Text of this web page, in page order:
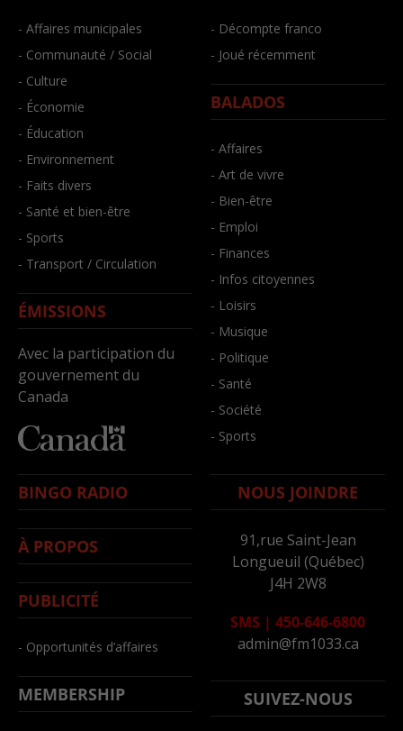
- Affaires municipales
- Communauté / Social
- Culture
- Économie
- Éducation
- Environnement
- Faits divers
- Santé et bien-être
- Sports
- Transport / Circulation
ÉMISSIONS
Avec la participation du
gouvernement du
Canada
- Décompte franco
- Joué récemment
BALADOS
- Affaires
- Art de vivre
- Bien-être
- Emploi
- Finances
- Infos citoyennes
- Loisirs
- Musique
- Politique
- Santé
- Société
- Sports
BINGO RADIO
À PROPOS
PUBLICITÉ
- Opportunités d’affaires
MEMBERSHIP
NOUS JOINDRE
91,rue Saint-Jean
Longueuil (Québec)
J4H 2W8
SMS | 450-646-6800
admin@fm1033.ca
SUIVEZ-NOUS